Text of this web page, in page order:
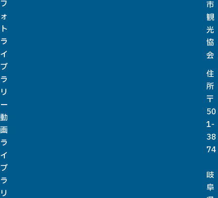
フ
ォ
ト
ラ
イ
ブ
ラ
リ
ー
動
画
ラ
イ
ブ
ラ
リ
市
観
光
協
会
住
所
〒
50
1-
38
74
岐
阜